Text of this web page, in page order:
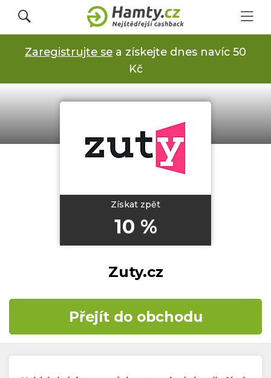
Přihlásit se
Registrovat
Obchody
Časté dotazy
Kontakt
Zaregistrujte se a získejte dnes navíc 50
Kč
Získat zpět
10 %
Zuty.cz
Přejít do obchodu